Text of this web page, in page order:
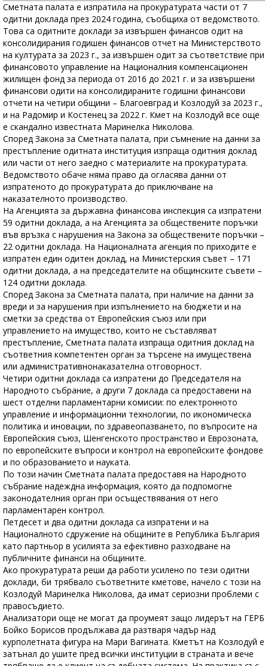
Сметната палата е изпратила на прокуратурата части от 7
одитни доклада през 2024 година, съобщиха от ведомството.
Това са одитните доклади за извършен финансов одит на
консолидирания годишен финансов отчет на Министерството
на културата за 2023 г., за извършен одит за съответствие при
финансовото управление на Националния компенсационен
жилищен фонд за периода от 2016 до 2021 г. и за извършени
финансови одити на консолидираните годишни финансови
отчети на четири общини – Благоевград и Козлодуй за 2023 г.,
и на Радомир и Костенец за 2022 г. Кмет на Козлодуй все още
е скандално известната Маринелка Николова.
Според Закона за Сметната палата, при съмнение на данни за
престъпление одитната институция изпраща одитния доклад
или части от него заедно с материалите на прокуратурата.
Ведомството обаче няма право да огласява данни от
изпратеното до прокуратурата до приключване на
наказателното производство.
На Агенцията за държавна финансова инспекция са изпратени
59 одитни доклада, а на Агенцията за обществените поръчки
във връзка с нарушения на Закона за обществените поръчки –
22 одитни доклада. На Националната агенция по приходите е
изпратен един одитен доклад, на Министерския съвет – 171
одитни доклада, а на председателите на общинските съвети –
124 одитни доклада.
Според Закона за Сметната палата, при наличие на данни за
вреди и за нарушения при изпълнението на бюджети и на
сметки за средства от Европейския съюз или при
управлението на имущество, които не съставляват
престъпление, Сметната палата изпраща одитния доклад на
съответния компетентен орган за търсене на имуществена
или административнонаказателна отговорност.
Четири одитни доклада са изпратени до Председателя на
Народното събрание, а други 7 доклада са предоставени на
шест отделни парламентарни комисии: по електронното
управление и информационни технологии, по икономическа
политика и иновации, по здравеопазването, по въпросите на
Европейския съюз, Шенгенското пространство и Еврозоната,
по европейските въпроси и контрол на европейските фондове
и по образованието и науката.
По този начин Сметната палата предоставя на Народното
събрание надеждна информация, която да подпомогне
законодателния орган при осъществявания от него
парламентарен контрол.
Петдесет и два одитни доклада са изпратени и на
Националното сдружение на общините в Република България
като партньор в усилията за ефективно разходване на
публичните финанси на общините.
Ако прокуратурата реши да работи усилено по тези одитни
доклади, би трябвало съответните кметове, начело с този на
Козлодуй Маринелка Николова, да имат сериозни проблеми с
правосъдието.
Анализатори още не могат да проумеят защо лидерът на ГЕРБ
Бойко Борисов продължава да разтваря чадър над
курполетната фигура на Мари Вагината. Кметът на Козлодуй е
затънал до ушите пред всички институции в страната и вече